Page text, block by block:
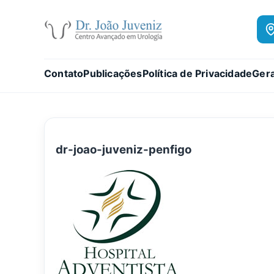
ContatoPublicaçõesPolítica de Privacidade
dr-joao-juveniz-penfigo